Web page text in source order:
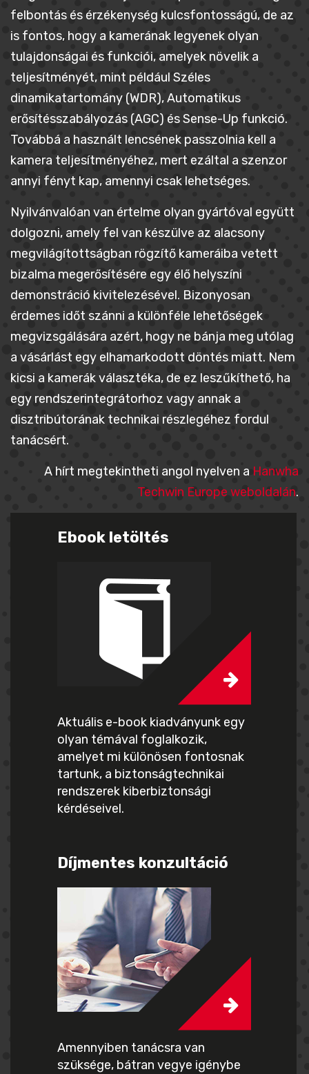
Ebook letöltés
Aktuális e-book kiadványunk egy
olyan témával foglalkozik,
amelyet mi különösen fontosnak
tartunk, a biztonságtechnikai
rendszerek kiberbiztonsági
kérdéseivel.
Díjmentes konzultáció
Amennyiben tanácsra van
szüksége, bátran vegye igénybe
felbontás és érzékenység kulcsfontosságú, de az
is fontos, hogy a kamerának legyenek olyan
tulajdonságai és funkciói, amelyek növelik a
teljesítményét, mint például Széles
dinamikatartomány (WDR), Automatikus
erősítésszabályozás (AGC) és Sense-Up funkció.
Továbbá a használt lencsének passzolnia kell a
kamera teljesítményéhez, mert ezáltal a szenzor
annyi fényt kap, amennyi csak lehetséges.
Nyilvánvalóan van értelme olyan gyártóval együtt
dolgozni, amely fel van készülve az alacsony
megvilágítottságban rögzítő kameráiba vetett
bizalma megerősítésére egy élő helyszíni
demonstráció kivitelezésével. Bizonyosan
érdemes időt szánni a különféle lehetőségek
megvizsgálására azért, hogy ne bánja meg utólag
a vásárlást egy elhamarkodott döntés miatt. Nem
kicsi a kamerák választéka, de ez leszűkíthető, ha
egy rendszerintegrátorhoz vagy annak a
disztribútorának technikai részlegéhez fordul
tanácsért.
A hírt megtekintheti angol nyelven a Hanwha
Techwin Europe weboldalán.